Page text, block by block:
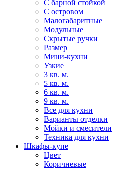
С барной стойкой
С островом
Малогабаритные
Модульные
Скрытые ручки
Размер
Мини-кухни
Узкие
3 кв. м.
5 кв. м.
6 кв. м.
9 кв. м.
Все для кухни
Варианты отделки
Мойки и смесители
Техника для кухни
Шкафы-купе
Цвет
Коричневые